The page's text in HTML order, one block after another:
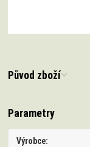
Původ zboží
Parametry
Výrobce